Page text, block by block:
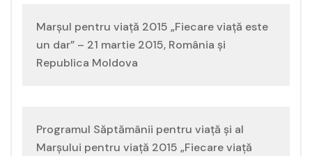
Navigare
în
articole
Marșul pentru viață 2015 „Fiecare viață este
un dar” – 21 martie 2015, România și
Republica Moldova
Programul Săptămânii pentru viață și al
Marșului pentru viață 2015 „Fiecare viață